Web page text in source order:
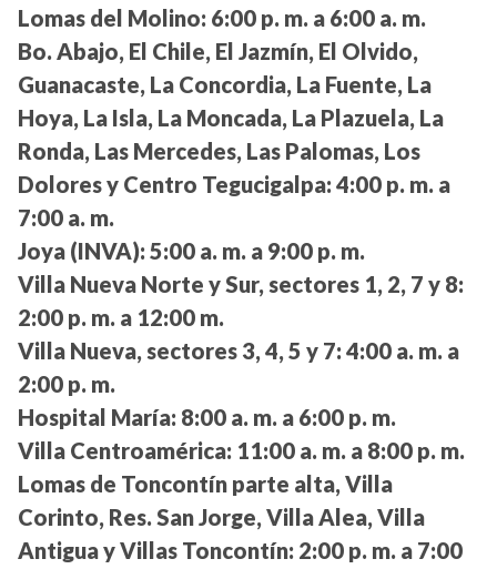
Lomas del Molino: 6:00 p. m. a 6:00 a. m.
Bo. Abajo, El Chile, El Jazmín, El Olvido,
Guanacaste, La Concordia, La Fuente, La
Hoya, La Isla, La Moncada, La Plazuela, La
Ronda, Las Mercedes, Las Palomas, Los
Dolores y Centro Tegucigalpa: 4:00 p. m. a
7:00 a. m.
Joya (INVA): 5:00 a. m. a 9:00 p. m.
Villa Nueva Norte y Sur, sectores 1, 2, 7 y 8:
2:00 p. m. a 12:00 m.
Villa Nueva, sectores 3, 4, 5 y 7: 4:00 a. m. a
2:00 p. m.
Hospital María: 8:00 a. m. a 6:00 p. m.
Villa Centroamérica: 11:00 a. m. a 8:00 p. m.
Lomas de Toncontín parte alta, Villa
Corinto, Res. San Jorge, Villa Alea, Villa
Antigua y Villas Toncontín: 2:00 p. m. a 7:00